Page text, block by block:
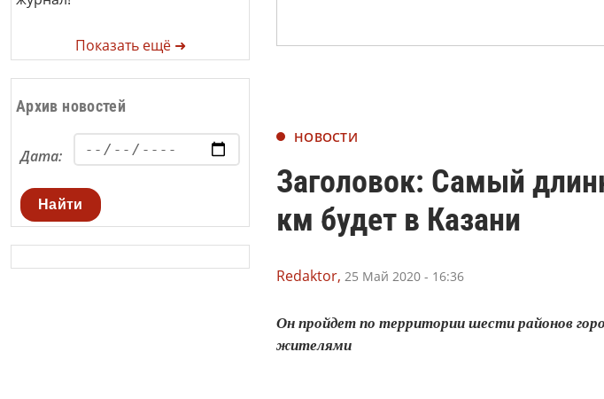
Показать ещё ➜
Архив новостей
Дата:
Найти
НОВОСТИ
Заголовок: Самый
км будет в Казани
Redaktor, 25 Май 2020 - 16:36
Он пройдет по территории шести районов
жителями